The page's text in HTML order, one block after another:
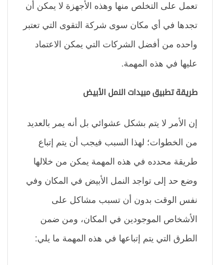
تعمل على التخلص منها وهذه الأجهزة لا يمكن أن
تجدها في أي مكان سوى شركة التقوى التي تعتبر
واحده من أفضل الشركات التي يمكن الاعتماد
عليها في هذه المهمة.
طريقة تطبيق مبيدات النمل الأبيض
إن الأمر لا يتم بشكل عشوائي بل أنه يمر بالعديد
من الخطوات؛ لهذا السبب فيجب أن يتم إتباع
طريقة محدده في هذه المهمة يمكن من خلالها
وضع حد إلى تواجد النمل الأبيض في المكان وفي
نفس الوقت بدون أن تسبب مشاكل على
الأشخاص الموجودين في المكان، ومن ضمن
الطرق التي يتم إتباعها في هذه المهمة ما يلي: